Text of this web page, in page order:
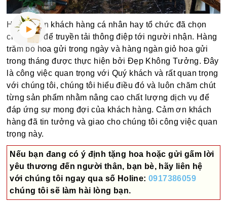
Hàng ngàn khách hàng cá nhân hay tổ chức đã chọn
chúng tôi để truyền tải thông điệp tới người nhận. Hàng
trăm bó hoa gửi trong ngày và hàng ngàn giỏ hoa gửi
trong tháng được thực hiện bởi Đẹp Không Tưởng. Đây
là công việc quan trọng với Quý khách và rất quan trọng
với chúng tôi, chúng tôi hiểu điều đó và luôn chăm chút
từng sản phẩm nhằm nâng cao chất lượng dịch vụ để
đáp ứng sự mong đợi của khách hàng. Cảm ơn khách
hàng đã tin tưởng và giao cho chúng tôi công việc quan
trọng này.
Nếu bạn đang có ý định tặng hoa hoặc gửi gấm lời
yêu thương đến người thân, bạn bè, hãy liên hệ
với chúng tôi ngay qua số Holine:0917386059
chúng tôi sẽ làm hài lòng bạn.